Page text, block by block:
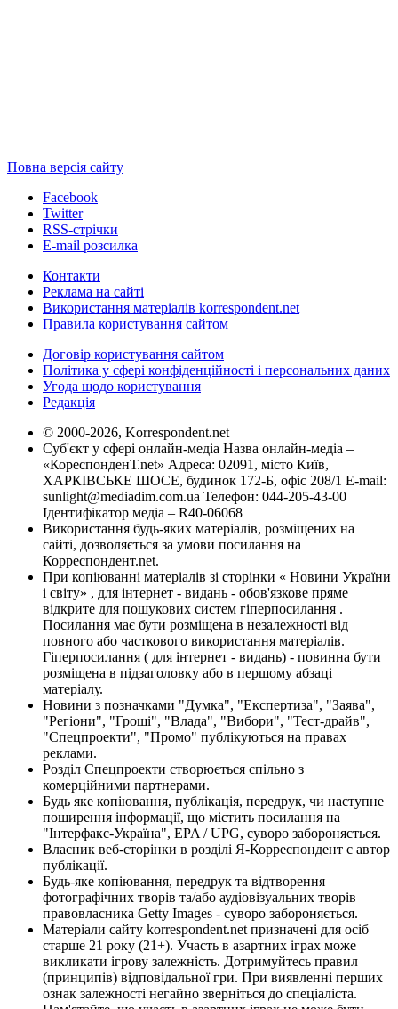
Повна версія сайту
Facebook
Twitter
RSS-стрічки
E-mail розсилка
Контакти
Реклама на сайті
Використання матеріалів korrespondent.net
Правила користування сайтом
Договір користування сайтом
Політика у сфері конфіденційності і персональних даних
Угода щодо користування
Редакція
© 2000-2026, Korrespondent.net
Суб'єкт у сфері онлайн-медіа Назва онлайн-медіа –
«КореспонденТ.net» Адреса: 02091, місто Київ,
ХАРКІВСЬКЕ ШОСЕ, будинок 172-Б, офіс 208/1 E-mail:
sunlight@mediadim.com.ua Телефон: 044-205-43-00
Ідентифікатор медіа – R40-06068
Використання будь-яких матеріалів, розміщених на
сайті, дозволяється за умови посилання на
Корреспондент.net.
При копіюванні матеріалів зі сторінки « Новини України
і світу» , для інтернет - видань - обов'язкове пряме
відкрите для пошукових систем гіперпосилання .
Посилання має бути розміщена в незалежності від
повного або часткового використання матеріалів.
Гіперпосилання ( для інтернет - видань) - повинна бути
розміщена в підзаголовку або в першому абзаці
матеріалу.
Новини з позначками "Думка", "Експертиза", "Заява",
"Регіони", "Гроші", "Влада", "Вибори", "Тест-драйв",
"Спецпроекти", "Промо" публікуються на правах
реклами.
Розділ Спецпроекти створюється спільно з
комерційними партнерами.
Будь яке копіювання, публікація, передрук, чи наступне
поширення інформації, що містить посилання на
"Інтерфакс-Україна", EPA / UPG, суворо забороняється.
Власник веб-сторінки в розділі Я-Корреспондент є автор
публікації.
Будь-яке копіювання, передрук та відтворення
фотографічних творів та/або аудіовізуальних творів
правовласника Getty Images - суворо забороняється.
Матеріали сайту korrespondent.net призначені для осіб
старше 21 року (21+). Участь в азартних іграх може
викликати ігрову залежність. Дотримуйтесь правил
(принципів) відповідальної гри. При виявленні перших
ознак залежності негайно зверніться до спеціаліста.